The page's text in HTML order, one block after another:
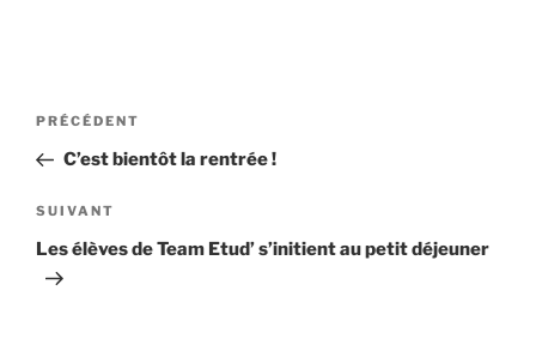
Navigation
l’article
Article
précédent
PRÉCÉDENT
C’est bientôt la rentrée !
Article
suivant
SUIVANT
Les élèves de Team Etud’ s’initient au petit déjeuner